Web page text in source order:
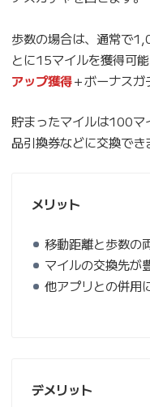
歩数の場合は、通常で
とに15マイルを獲得可
アップ獲得＋ボーナスガ
貯まったマイルは100マ
品引換券などに交換でき
メリット
移動距離と歩数の
マイルの交換先が
他アプリとの併用
デメリット